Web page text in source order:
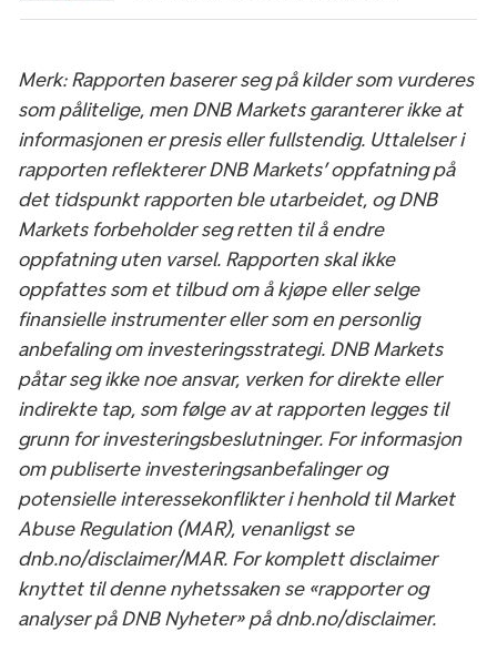
Merk: Rapporten baserer seg på kilder som vurderes
som pålitelige, men DNB Markets garanterer ikke at
informasjonen er presis eller fullstendig. Uttalelser i
rapporten reflekterer DNB Markets’ oppfatning på
det tidspunkt rapporten ble utarbeidet, og DNB
Markets forbeholder seg retten til å endre
oppfatning uten varsel. Rapporten skal ikke
oppfattes som et tilbud om å kjøpe eller selge
finansielle instrumenter eller som en personlig
anbefaling om investeringsstrategi. DNB Markets
påtar seg ikke noe ansvar, verken for direkte eller
indirekte tap, som følge av at rapporten legges til
grunn for investeringsbeslutninger. For informasjon
om publiserte investeringsanbefalinger og
potensielle interessekonflikter i henhold til Market
Abuse Regulation (MAR), venanligst se
dnb.no/disclaimer/MAR. For komplett disclaimer
knyttet til denne nyhetssaken se «rapporter og
analyser på DNB Nyheter» på dnb.no/disclaimer.